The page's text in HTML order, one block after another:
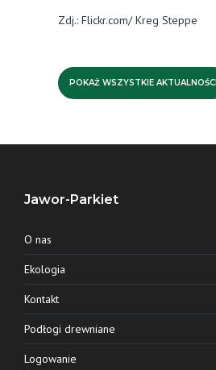
Zdj.: Flickr.com/ Kreg Steppe
POKAŻ WSZYSTKIE AKTUALNOŚCI
Jawor-Parkiet
O nas
Ekologia
Kontakt
Podłogi drewniane
Logowanie